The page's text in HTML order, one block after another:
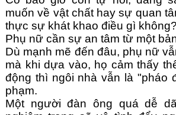
muốn về vật chất hay sự quan
thực sự khát khao điều gì không?
Phụ nữ cần sự an tâm từ một
Dù mạnh mẽ đến đâu, phụ nữ
mà khi dựa vào, họ cảm thấy
động thì ngôi nhà vẫn là "pháo
phạm.
Một người đàn ông quá dễ